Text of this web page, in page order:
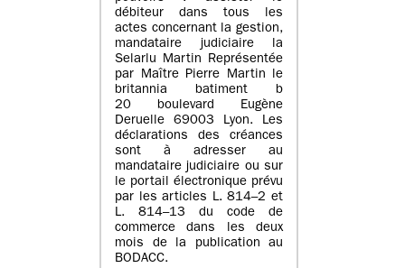
débiteur dans tous les
actes concernant la gestion,
mandataire judiciaire la
Selarlu Martin Représentée
par Maître Pierre Martin le
britannia batiment b
20 boulevard Eugène
Deruelle 69003 Lyon. Les
déclarations des créances
sont à adresser au
mandataire judiciaire ou sur
le portail électronique prévu
par les articles L. 814–2 et
L. 814–13 du code de
commerce dans les deux
mois de la publication au
BODACC.